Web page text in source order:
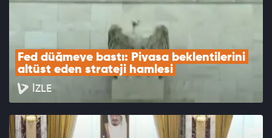
Fed düğmeye bastı: Piyasa beklentilerini
altüst eden strateji hamlesi
İZLE